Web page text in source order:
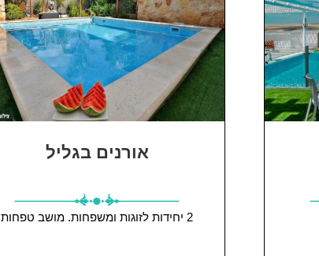
אורנים בגליל
2 יחידות לזוגות ומשפחות. מושב טפחות